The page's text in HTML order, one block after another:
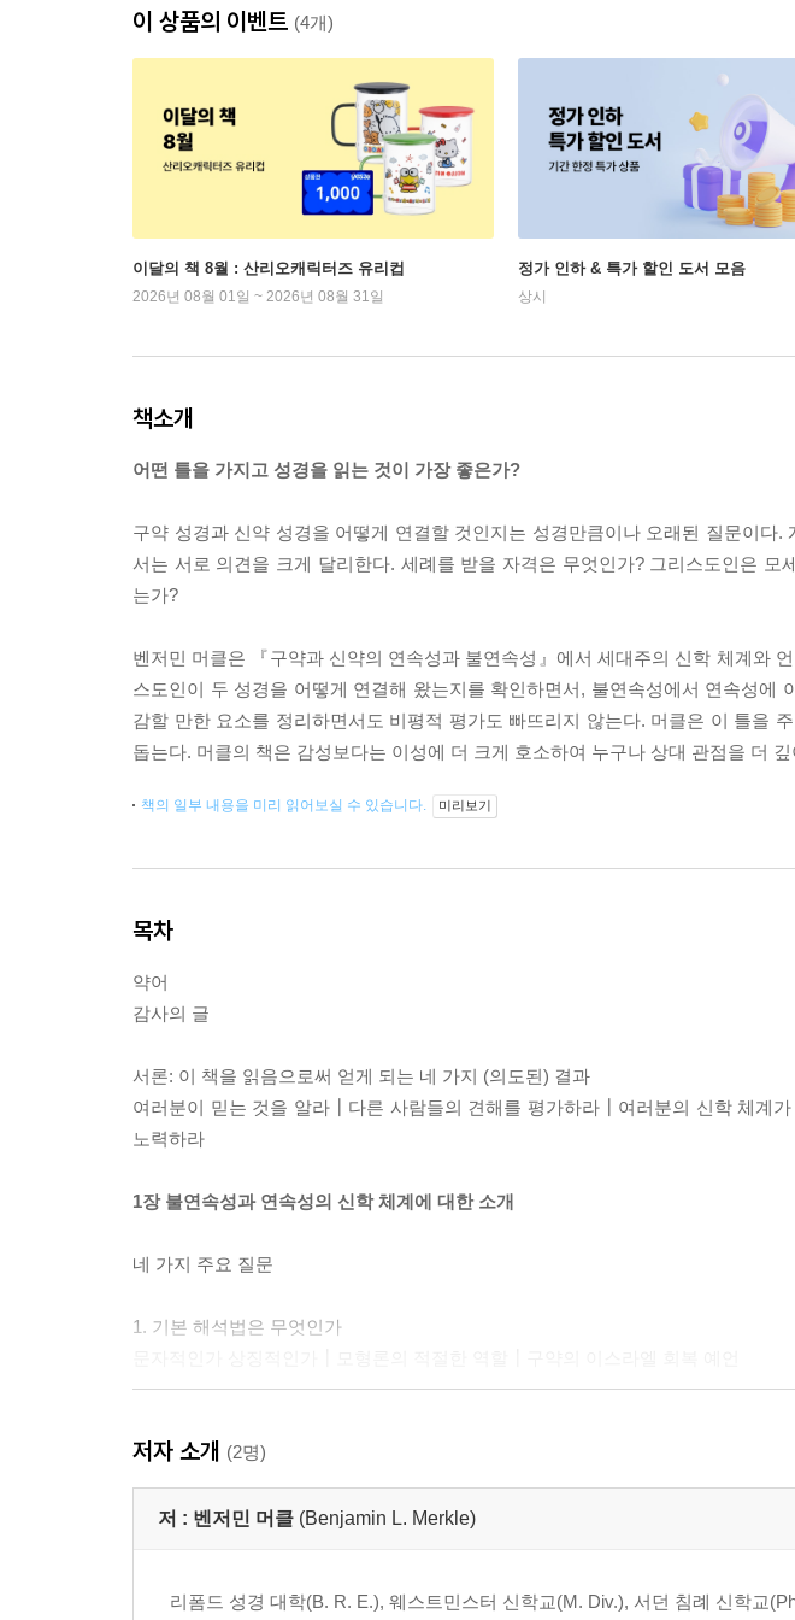
이 상품의 이벤트 (4개)
이달의 책 8월 : 산리오캐릭터즈 유리컵
2026년 08월 01일 ~ 2026년 08월 31일
정가 인하 & 특가 할인 도서 모음
상시
책소개
어떤 틀을 가지고 성경을 읽는 것이 가장 좋은가?
구약 성경과 신약 성경을 어떻게 연결할 것인지는 성경만큼이나 오래된 질문이다
서는 서로 의견을 크게 달리한다. 세례를 받을 자격은 무엇인가? 그리스도인은
는가?
벤저민 머클은 『구약과 신약의 연속성과 불연속성』에서 세대주의 신학 체계와
스도인이 두 성경을 어떻게 연결해 왔는지를 확인하면서, 불연속성에서 연속성에
감할 만한 요소를 정리하면서도 비평적 평가도 빠뜨리지 않는다. 머클은 이 틀을
돕는다. 머클의 책은 감성보다는 이성에 더 크게 호소하여 누구나 상대 관점을 더
책의 일부 내용을 미리 읽어보실 수 있습니다. 미리보기
목차
약어
감사의 글
서론: 이 책을 읽음으로써 얻게 되는 네 가지 (의도된) 결과
여러분이 믿는 것을 알라┃다른 사람들의 견해를 평가하라┃여러분의 신학 체계
노력하라
1장 불연속성과 연속성의 신학 체계에 대한 소개
네 가지 주요 질문
1. 기본 해석법은 무엇인가
조건적인가 무조건적인가┃구약 성도의 구원┃율법을 오늘날 적용하기
3. 이스라엘과 교회 간의 관계는 무엇인가
저자 소개 (2명)
저 : 벤저민 머클 (Benjamin L. Merkle)
리폼드 성경 대학(B. R. E.), 웨스트민스터 신학교(M. Div.), 서던 침례 신학교